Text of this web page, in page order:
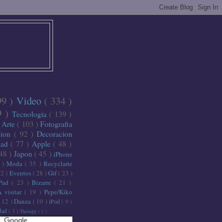
) Video ( 334 )
) Tecnologia ( 139 )
Arte ( 103 ) Fotografia
( 92 )Decoracion
( 77 ) Apple ( 48 )
) Japon ( 45 ) iPhone
) Moda ( 35 )Recyclarte
) Eventos ( 28 )Gif( 23 )
( 23 ) Bizarre ( 21 )
visitar ( 19 ) Pepe/Kiko
12 )Danza ( 10 ) iPod ( 9 )
( 3 ) Therapy ( 1 )